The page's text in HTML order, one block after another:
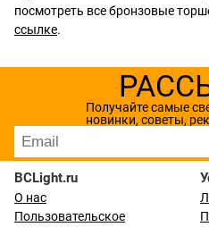
посмотреть все бронзовые
ссылке.
Получайте самые
новинки, советы,
BCLight.ru
О нас
Пользовательское